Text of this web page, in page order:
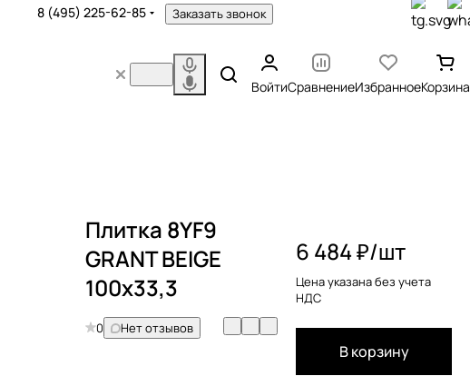
8 (495) 225-62-85 Заказать звонок
ВойтиСравнениеИзбранноеКорзина
Плитка 8YF9
GRANT BEIGE
100x33,3
0 Нет отзывов
6 484 ₽/шт
Цена указана без учета
НДС
В корзину